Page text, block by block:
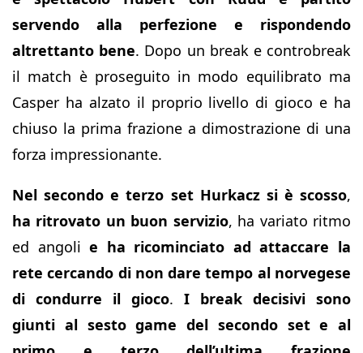
servendo alla perfezione e rispondendo
altrettanto bene. Dopo un break e controbreak
il match è proseguito in modo equilibrato ma
Casper ha alzato il proprio livello di gioco e ha
chiuso la prima frazione a dimostrazione di una
forza impressionante.
Nel secondo e terzo set Hurkacz si è scosso,
ha ritrovato un buon servizio, ha variato ritmo
ed angolie ha ricominciato ad attaccare la
rete cercando di non dare tempo al norvegese
di condurre il gioco. I break decisivi sono
giunti al sesto game del secondo set e al